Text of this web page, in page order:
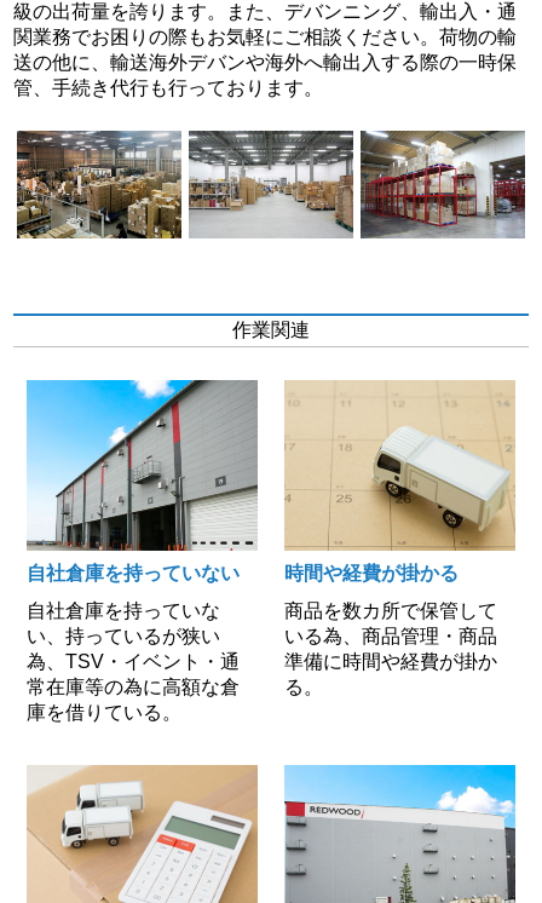
級の出荷量を誇ります。また、デバンニング、輸出入・通
関業務でお困りの際もお気軽にご相談ください。荷物の輸
送の他に、輸送海外デバンや海外へ輸出入する際の一時保
管、手続き代行も行っております。
作業関連
自社倉庫を持っていない
自社倉庫を持っていな
い、持っているが狭い
為、TSV・イベント・通
常在庫等の為に高額な倉
庫を借りている。
時間や経費が掛かる
商品を数カ所で保管して
いる為、商品管理・商品
準備に時間や経費が掛か
る。